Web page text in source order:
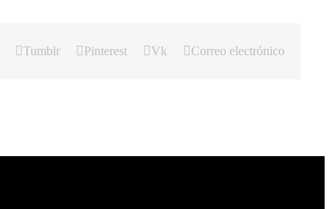
Tumblr Pinterest Vk Correo electrónico